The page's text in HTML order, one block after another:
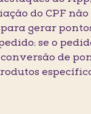
do CPF
gerar
se o
de